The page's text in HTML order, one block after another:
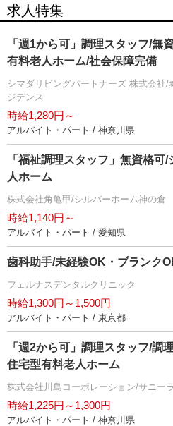
求人特集
「週1から可」調理スタッフ/無
有料老人ホーム/社会保障完備
シマダリビングパートナーズ 株式会社
ジデンス
時給1,280円～
アルバイト・パート / 神奈川県
「福祉調理スタッフ」無資格可
人ホーム
株式会社角亀甲/シルバーホーム神の倉
時給1,140円～
アルバイト・パート / 愛知県
歯科助手/未経験OK・ブランク
フェルナスデンタルクリニック
時給1,300円～1,500円
アルバイト・パート / 東京都
「週2から可」調理スタッフ/調
住宅型有料老人ホーム
株式会社川島コーポレーション/サニー
時給1,225円～1,300円
アルバイト・パート / 神奈川県